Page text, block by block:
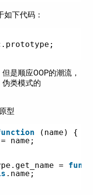
下代码：
是顺应OOP的潮流，
类模式的
型
(name) {
name;
=
.name;